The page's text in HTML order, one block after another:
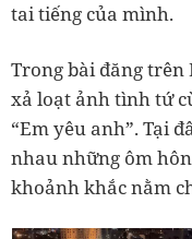
tai tiếng của mình.
Trong bài đăng trên
xả loạt ảnh tình tứ
“Em yêu anh”. Tại
nhau những ôm
khoảnh khắc nằm